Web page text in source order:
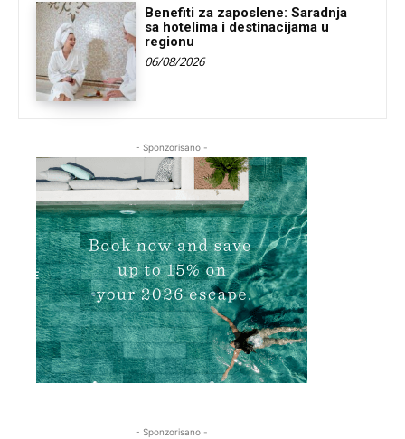
Benefiti za zaposlene: Saradnja
sa hotelima i destinacijama u
regionu
06/08/2026
- Sponzorisano -
- Sponzorisano -